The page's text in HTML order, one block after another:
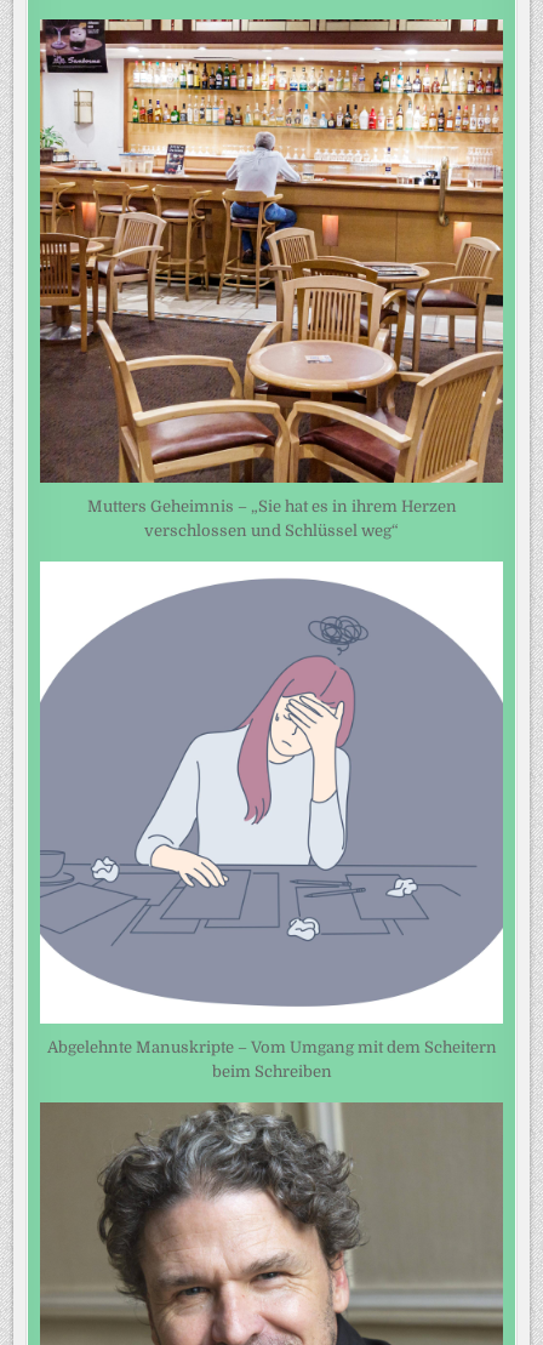
Mutters Geheimnis – „Sie hat es in ihrem Herzen
verschlossen und Schlüssel weg“
Abgelehnte Manuskripte – Vom Umgang mit dem Scheitern
beim Schreiben